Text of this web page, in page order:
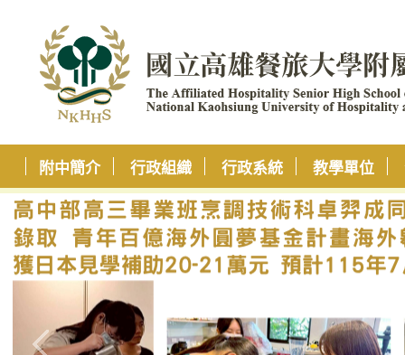
附中簡介 行政組織 行政系統 教學單位